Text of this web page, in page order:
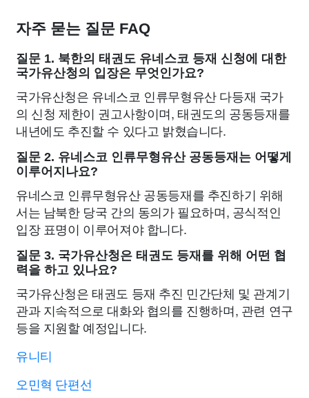
자주 묻는 질문 FAQ
질문 1. 북한의 태권도 유네스코 등재 신청에 대한
국가유산청의 입장은 무엇인가요?
국가유산청은 유네스코 인류무형유산 다등재 국가
의 신청 제한이 권고사항이며, 태권도의 공동등재를
내년에도 추진할 수 있다고 밝혔습니다.
질문 2. 유네스코 인류무형유산 공동등재는 어떻게
이루어지나요?
유네스코 인류무형유산 공동등재를 추진하기 위해
서는 남북한 당국 간의 동의가 필요하며, 공식적인
입장 표명이 이루어져야 합니다.
질문 3. 국가유산청은 태권도 등재를 위해 어떤 협
력을 하고 있나요?
국가유산청은 태권도 등재 추진 민간단체 및 관계기
관과 지속적으로 대화와 협의를 진행하며, 관련 연구
등을 지원할 예정입니다.
유니티
오민혁 단편선